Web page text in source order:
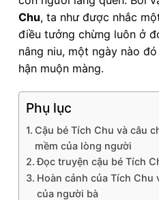
Chu, ta như được nhắc
điều tưởng chừng luôn ở
nâng niu, một ngày nào
hận muộn màng.
Phụ lục
Cậu bé Tích Chu và câu
mềm của lòng người
Đọc truyện cậu bé Tích
Hoàn cảnh của Tích
của người bà